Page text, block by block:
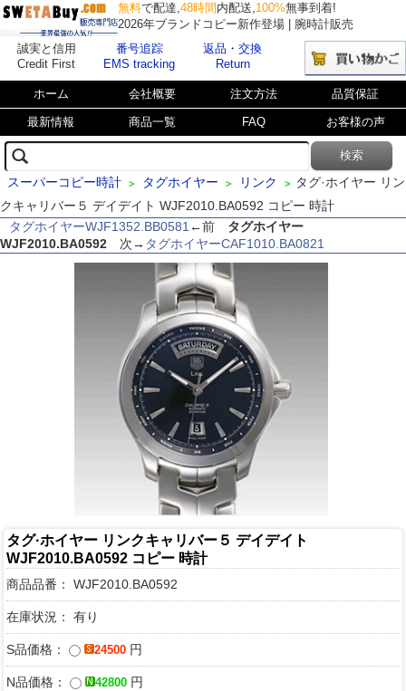
無料で配達,48時間 内配送,100%無事到着!
2026年ブランドコピー新作登場 | 腕時計販売
誠実と信用
Credit First
番号追踪
EMS tracking
返品・交換
Return
ホーム 会社概要 注文方法 品質保証
最新情報 商品一覧 FAQ お客様の声
スーパーコピー時計 > タグホイヤー > リンク > タグ·ホイヤー リン
クキャリバー５ デイデイト WJF2010.BA0592 コピー 時計
タグホイヤーWJF1352.BB0581 ←前
タグホイヤー
WJF2010.BA0592
次→ タグホイヤーCAF1010.BA0821
タグ·ホイヤー リンクキャリバー５ デイデイト
WJF2010.BA0592 コピー 時計
商品品番： WJF2010.BA0592
在庫状況： 有り
S品価格： 24500 円
N品価格： 42800 円